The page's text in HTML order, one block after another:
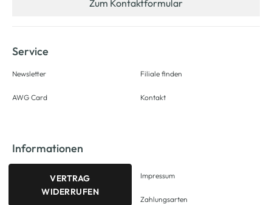
Zum Kontaktformular
Service
Newsletter
AWG Card
Filiale finden
Kontakt
Informationen
VERTRAG
WIDERRUFEN
Impressum
Zahlungsarten